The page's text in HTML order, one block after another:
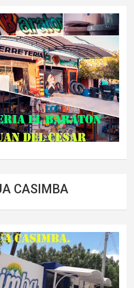
CASIMBA